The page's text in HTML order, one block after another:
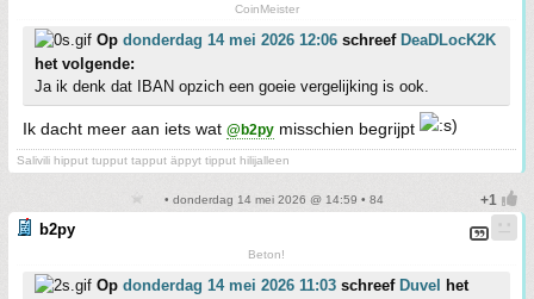
CoinMeister
Op donderdag 14 mei 2026 12:06 schreef DeaDLocK2K
het volgende:
Ja ik denk dat IBAN opzich een goeie vergelijking is ook.
Ik dacht meer aan iets wat @b2py misschien begrijpt
Salivili hipput tupput tapput äppyt tipput hilijalleen
• donderdag 14 mei 2026 @ 14:59 • 84
b2py
Beton!
Op donderdag 14 mei 2026 11:03 schreef Duvel
het